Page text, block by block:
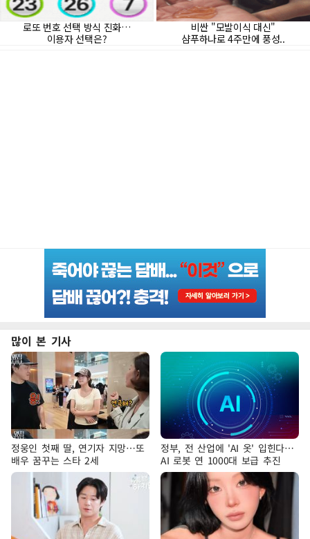
많이 본 기사
정웅인 첫째 딸, 연기자 지망…또
배우 꿈꾸는 스타 2세
정부, 전 산업에 'AI 옷' 입힌다…
AI 로봇 연 1000대 보급 추진